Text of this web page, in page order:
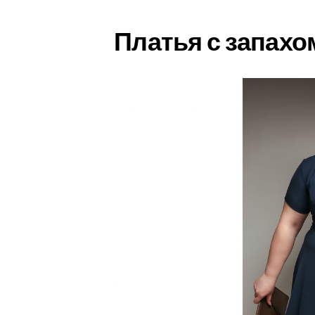
Платья с